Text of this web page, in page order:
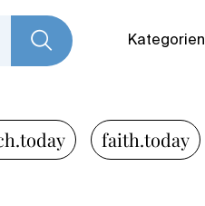
Kategorien
faith.today